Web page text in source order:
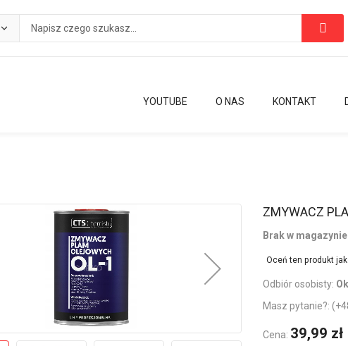
KONTAKT
O NAS
YOUTUBE
Przejdź
początek
ZMYWACZ
Brak w magazynie
Oceń ten produkt
Odbiór osobisty:
Masz pytanie?:
Cena: 39,99 zł